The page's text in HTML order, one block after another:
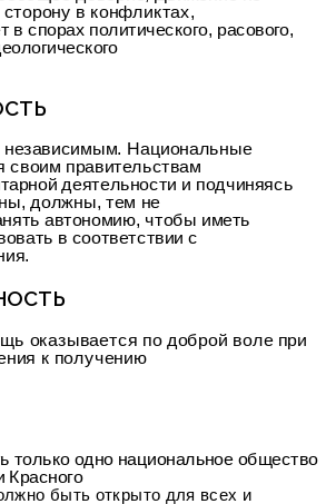
в конфликтах,
в спорах политического, расового,
независимым. Национальные
своим правительствам
деятельности и подчиняясь
должны, тем не
автономию, чтобы иметь
в соответствии с
оказывается по доброй воле при
к получению
только одно национальное общество
Красного
быть открыто для всех и